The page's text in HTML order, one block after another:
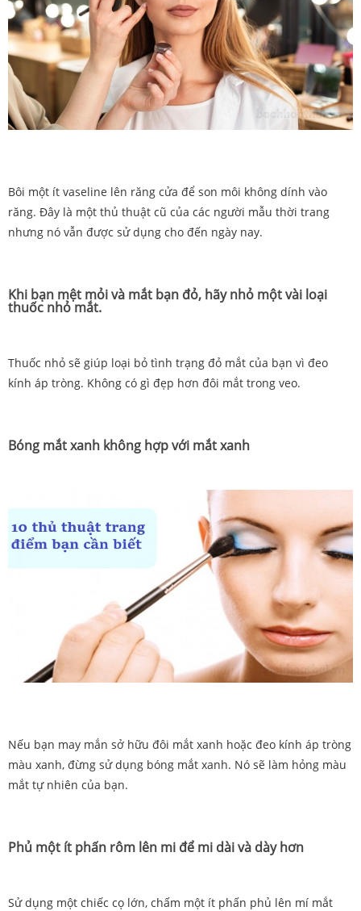
Bôi một ít vaseline lên răng cửa để son môi không dính vào
răng. Đây là một thủ thuật cũ của các người mẫu thời trang
nhưng nó vẫn được sử dụng cho đến ngày nay.
Khi bạn mệt mỏi và mắt bạn đỏ, hãy nhỏ một vài loại
thuốc nhỏ mắt.
Thuốc nhỏ sẽ giúp loại bỏ tình trạng đỏ mắt của bạn vì đeo
kính áp tròng. Không có gì đẹp hơn đôi mắt trong veo.
Bóng mắt xanh không hợp với mắt xanh
Nếu bạn may mắn sở hữu đôi mắt xanh hoặc đeo kính áp tròng
màu xanh, đừng sử dụng bóng mắt xanh. Nó sẽ làm hỏng màu
mắt tự nhiên của bạn.
Phủ một ít phấn rôm lên mi để mi dài và dày hơn
Sử dụng một chiếc cọ lớn, chấm một ít phấn phủ lên mí mắt